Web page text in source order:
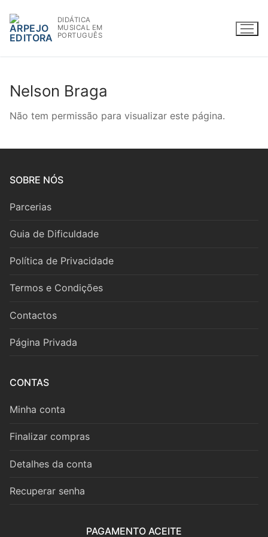
para
conteúdo
DIDÁTICA
MUSICAL EM
PORTUGUÊS
WWW.ARPEJOEDITORA.PT | INFO@ARPEJOEDITORA.PT
Partituras
Madeiras
Trompa
Trompete
Trombone
Eufónio
Tuba
Nelson Braga
Não tem permissão para visualizar este página.
SOBRE NÓS
Parcerias
Guia de Dificuldade
Política de Privacidade
Termos e Condições
Contactos
Página Privada
CONTAS
Minha conta
Finalizar compras
Detalhes da conta
Recuperar senha
PAGAMENTO ACEITE